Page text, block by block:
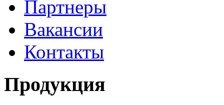
Партнеры
Вакансии
Контакты
Продукция